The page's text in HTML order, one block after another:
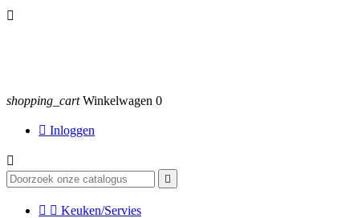

shopping_cart Winkelwagen 0
 Inloggen


  Keuken/Servies